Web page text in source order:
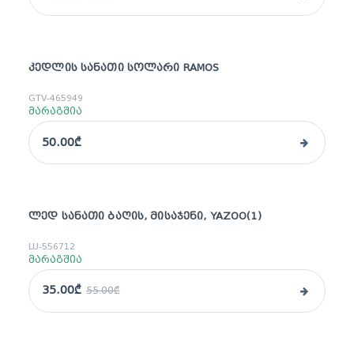
ᲙᲔᲓᲚᲘᲡ ᲡᲐᲜᲐᲗᲘ ᲡᲝᲚᲐᲠᲘ RAMOS
GTV-465949
მარაგშია
50.00₾
sale
ᲚᲔᲓ ᲡᲐᲜᲐᲗᲘ ᲑᲐᲦᲘᲡ, ᲛᲘᲡᲐᲯᲔᲜᲘ, YAZOO(1)
LU-556712
მარაგშია
35.00₾ 55.00₾